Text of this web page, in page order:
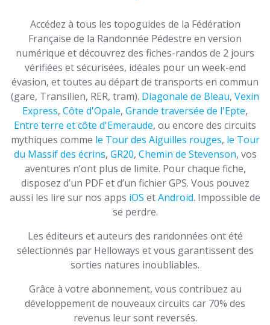
Accédez à tous les topoguides de la Fédération
Française de la Randonnée Pédestre en version
numérique et découvrez des fiches-randos de 2 jours
vérifiées et sécurisées, idéales pour un week-end
évasion, et toutes au départ de transports en commun
(gare, Transilien, RER, tram). Diagonale de Bleau, Vexin
Express, Côte d'Opale, Grande traversée de l'Epte,
Entre terre et côte d'Emeraude, ou encore des circuits
mythiques comme le Tour des Aiguilles rouges, le Tour
du Massif des écrins, GR20, Chemin de Stevenson, vos
aventures n’ont plus de limite. Pour chaque fiche,
disposez d’un PDF et d’un fichier GPS. Vous pouvez
aussi les lire sur nos apps iOS etAndroid. Impossible de
se perdre.
Les éditeurs et auteurs des randonnées ont été
sélectionnés par Helloways et vous garantissent des
sorties natures inoubliables.
Grâce à votre abonnement, vous contribuez au
développement de nouveaux circuits car 70% des
revenus leur sont reversés.